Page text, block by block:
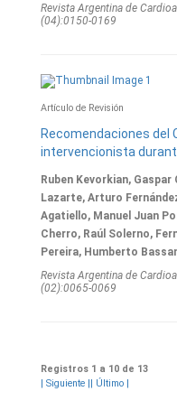
Revista Argentina de
(04):0150-0169
Artículo de Revisión
Recomendaciones del
intervencionista
Ruben Kevorkian,
Lazarte, Arturo
Agatiello, Manuel Juan
Cherro, Raúl Solerno,
Pereira, Humberto
Revista Argentina de
(02):0065-0069
Registros 1 a 10 de 13
| Siguiente || Último |